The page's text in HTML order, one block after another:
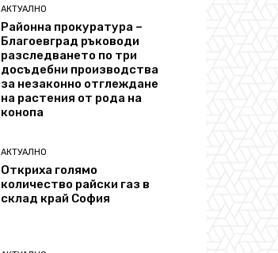
АКТУАЛНО
Районна прокуратура –
Благоевград ръководи
разследването по три
досъдебни производства
за незаконно отглеждане
на растения от рода на
конопа
АКТУАЛНО
Откриха голямо
количество райски газ в
склад край София